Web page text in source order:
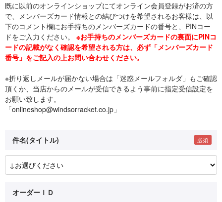
既に以前のオンラインショップにてオンライン会員登録がお済の方
で、メンバーズカード情報との結びつけを希望されるお客様は、以
下のコメント欄にお手持ちのメンバーズカードの番号と、PINコー
ドをご入力ください。 ※お手持ちのメンバーズカードの裏面にPINコ
ードの記載がなく確認を希望される方は、必ず「メンバーズカード
番号」をご記入の上お問い合わせください。
※折り返しメールが届かない場合は「迷惑メールフォルダ」もご確認
頂くか、当店からのメールが受信できるよう事前に指定受信設定を
お願い致します。
「onlineshop@windsorracket.co.jp」
件名(タイトル)
オーダーＩＤ